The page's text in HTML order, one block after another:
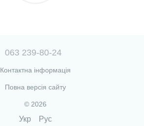
063 239-80-24
Контактна інформація
Повна версія сайту
© 2026
Укр Рус